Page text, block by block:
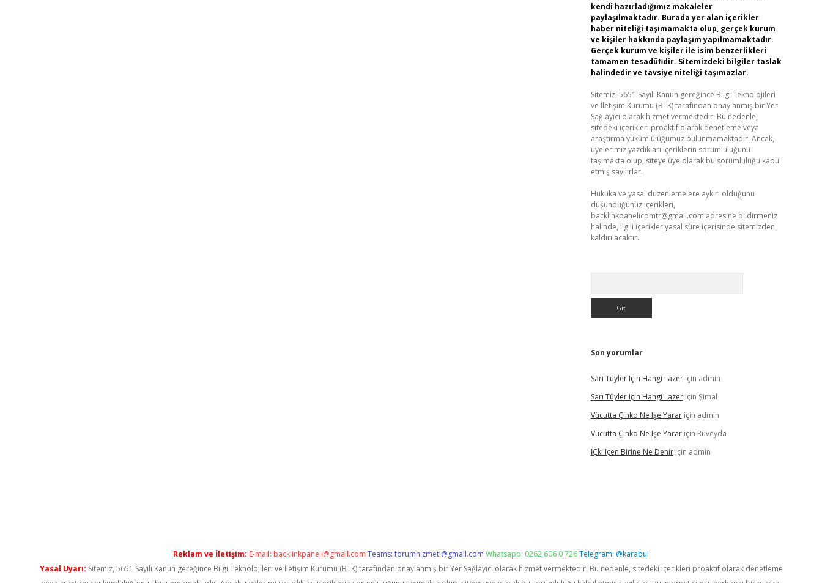
kendi hazırladığımız makaleler
paylaşılmaktadır. Burada yer alan içerikler
haber niteliği taşımamakta olup, gerçek kurum
ve kişiler hakkında paylaşım yapılmamaktadır.
Gerçek kurum ve kişiler ile isim benzerlikleri
tamamen tesadüfidir. Sitemizdeki bilgiler taslak
halindedir ve tavsiye niteliği taşımazlar.
Sitemiz, 5651 Sayılı Kanun gereğince Bilgi Teknolojileri
ve İletişim Kurumu (BTK) tarafından onaylanmış bir Yer
Sağlayıcı olarak hizmet vermektedir. Bu nedenle,
sitedeki içerikleri proaktif olarak denetleme veya
araştırma yükümlülüğümüz bulunmamaktadır. Ancak,
üyelerimiz yazdıkları içeriklerin sorumluluğunu
taşımakta olup, siteye üye olarak bu sorumluluğu kabul
etmiş sayılırlar.
Hukuka ve yasal düzenlemelere aykırı olduğunu
düşündüğünüz içerikleri,
backlinkpanelicomtr@gmail.com adresine bildirmeniz
halinde, ilgili içerikler yasal süre içerisinde sitemizden
kaldırılacaktır.
Son yorumlar
Sarı Tüyler Için Hangi Lazeriçin admin
Sarı Tüyler Için Hangi Lazeriçin Şimal
Vücutta Çinko Ne Işe Yarariçin admin
Vücutta Çinko Ne Işe Yarariçin Rüveyda
İÇki Içen Birine Ne Deniriçin admin
Reklam ve İletişim: E-mail: backlinkpaneli@gmail.com Teams:forumhizmeti@gmail.com Whatsapp: 0262 606 0 726Telegram: @karabul
Yasal Uyarı: Sitemiz, 5651 Sayılı Kanun gereğince Bilgi Teknolojileri ve İletişim Kurumu (BTK) tarafından onaylanmış bir Yer Sağlayıcı olarak hizmet vermektedir. Bu nedenle, sitedeki içerikleri proaktif olarak denetleme